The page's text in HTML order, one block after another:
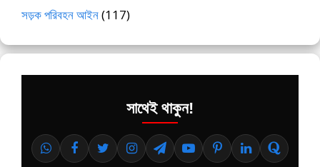
সড়ক পরিবহন আইন(117)
সাথেই থাকুন!